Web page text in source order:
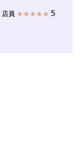
店員 ★★★★★5